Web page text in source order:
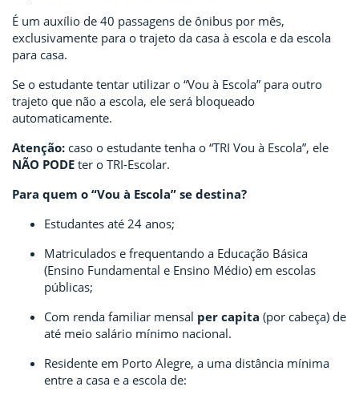
É um auxílio de 40 passagens de ônibus por mês,
exclusivamente para o trajeto da casa à escola e da escola
para casa.
Se o estudante tentar utilizar o “Vou à Escola” para outro
trajeto que não a escola, ele será bloqueado
automaticamente.
Atenção: caso o estudante tenha o “TRI Vou à Escola”, ele
NÃO PODE ter o TRI-Escolar.
Para quem o “Vou à Escola” se destina?
Estudantes até 24 anos;
Matriculados e frequentando a Educação Básica
(Ensino Fundamental e Ensino Médio) em escolas
públicas;
Com renda familiar mensal per capita (por cabeça) de
até meio salário mínimo nacional.
Residente em Porto Alegre, a uma distância mínima
entre a casa e a escola de: